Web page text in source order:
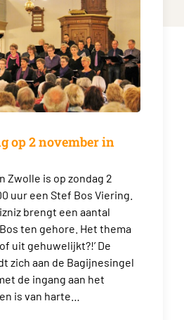
op 2 november in
Zwolle is op zondag 2
uur een Stef Bos Viering.
brengt een aantal
ten gehore. Het thema
uit gehuwelijkt?!’ De
zich aan de Bagijnesingel
de ingang aan het
is van harte…